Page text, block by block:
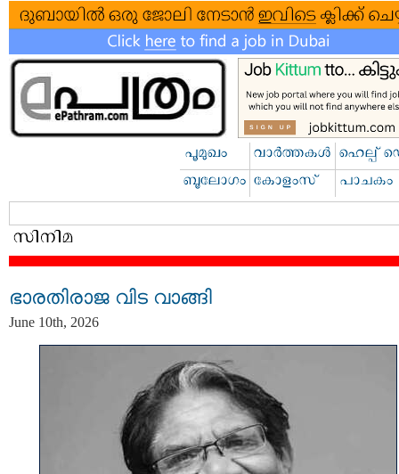
ഭാരതിരാജ വിട വാങ്ങി
June 10th, 2026